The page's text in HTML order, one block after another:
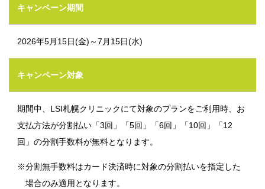
キャンペーン期間
2026年5月15日(金)～7月15日(水)
キャンペーン対象
期間中、LSI札幌クリニックにて対象のプランをご利用時、お
支払方法が分割払い「3回」「5回」「6回」「10回」「12
回」の分割手数料が無料となります。
※分割無手数料はカード決済時に対象の分割払いを指定した
場合のみ適用となります。